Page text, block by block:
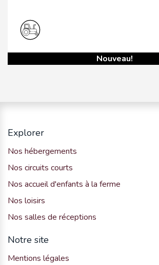
Nouveau!
Explorer
Nos hébergements
Nos circuits courts
Nos accueil d'enfants à la ferme
Nos loisirs
Nos salles de réceptions
Notre site
Mentions légales